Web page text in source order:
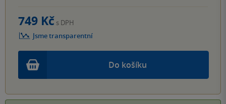
Do košíku
749 Kč s DPH
Jsme transparentní